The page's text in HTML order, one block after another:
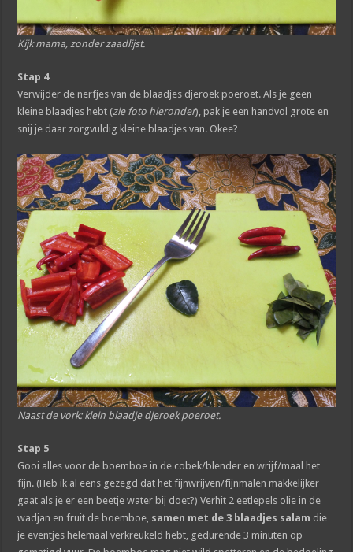
Kijk mama, zonder zaadlijst.
Stap 4
Verwijder de nerfjes van de blaadjes djeroek poeroet. Als je geen
kleine blaadjes hebt (zie foto hieronder), pak je een handvol grote en
snij je daar zorgvuldig kleine blaadjes van. Okee?
Naast de vork: klein blaadje djeroek poeroet.
Stap 5
Gooi alles voor de boemboe in de cobek/blender en wrijf/maal het
fijn. (Heb ik al eens gezegd dat het fijnwrijven/fijnmalen makkelijker
gaat als je er een beetje water bij doet?) Verhit 2 eetlepels olie in de
wadjan en fruit de boemboe, samen met de 3 blaadjes salam die
je eventjes helemaal verkreukeld hebt, gedurende 3 minuten op